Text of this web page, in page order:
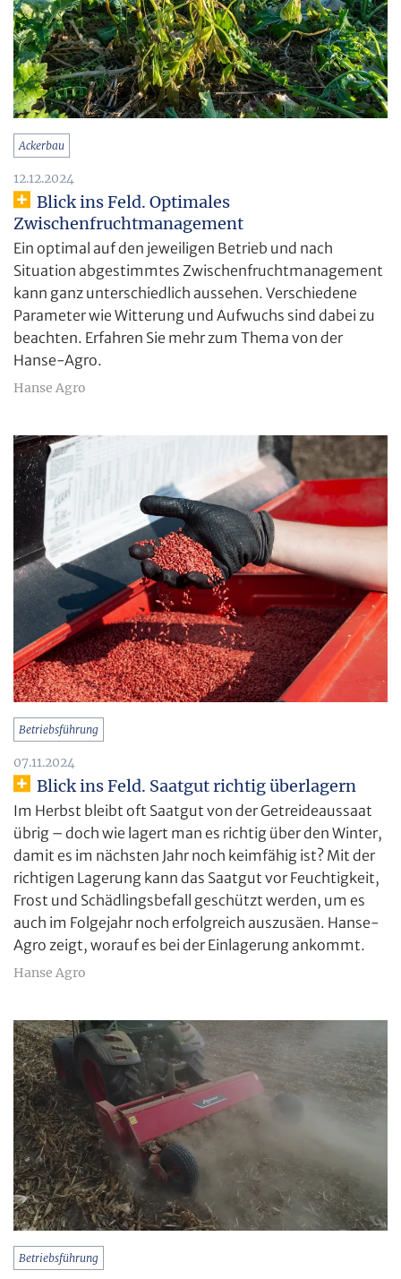
Ackerbau
12.12.2024
Blick ins Feld. Optimales
Zwischenfruchtmanagement
Ein optimal auf den jeweiligen Betrieb und nach
Situation abgestimmtes Zwischenfruchtmanagement
kann ganz unterschiedlich aussehen. Verschiedene
Parameter wie Witterung und Aufwuchs sind dabei zu
beachten. Erfahren Sie mehr zum Thema von der
Hanse-Agro.
Hanse Agro
Betriebsführung
07.11.2024
Blick ins Feld. Saatgut richtig überlagern
Im Herbst bleibt oft Saatgut von der Getreideaussaat
übrig – doch wie lagert man es richtig über den Winter,
damit es im nächsten Jahr noch keimfähig ist? Mit der
richtigen Lagerung kann das Saatgut vor Feuchtigkeit,
Frost und Schädlingsbefall geschützt werden, um es
auch im Folgejahr noch erfolgreich auszusäen. Hanse-
Agro zeigt, worauf es bei der Einlagerung ankommt.
Hanse Agro
Betriebsführung